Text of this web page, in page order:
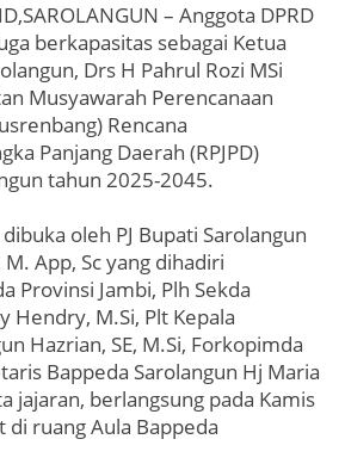
– Anggota DPRD
berkapasitas sebagai Ketua
Drs H Pahrul Rozi MSi
Musyawarah Perencanaan
Rencana
Panjang Daerah (RPJPD)
tahun 2025-2045.
oleh PJ Bupati Sarolangun
App, Sc yang dihadiri
Provinsi Jambi, Plh Sekda
Hendry, M.Si, Plt Kepala
Hazrian, SE, M.Si, Forkopimda
Bappeda Sarolangun Hj Maria
jajaran, berlangsung pada Kamis
ruang Aula Bappeda